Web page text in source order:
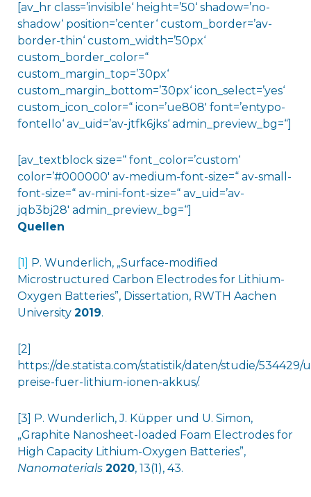
[av_hr class=’invisible‘ height=’50‘ shadow=’no-
shadow‘ position=’center‘ custom_border=’av-
border-thin‘ custom_width=’50px‘
custom_border_color=“
custom_margin_top=’30px‘
custom_margin_bottom=’30px‘ icon_select=’yes‘
custom_icon_color=“ icon=’ue808′ font=’entypo-
fontello‘ av_uid=’av-jtfk6jks‘ admin_preview_bg=“]
[av_textblock size=“ font_color=’custom‘
color=’#000000′ av-medium-font-size=“ av-small-
font-size=“ av-mini-font-size=“ av_uid=’av-
jqb3bj28′ admin_preview_bg=“]
Quellen
[1]
P. Wunderlich, „Surface-modified
Microstructured Carbon Electrodes for Lithium-
Oxygen Batteries”, Dissertation, RWTH Aachen
University 2019.
[2]
https://de.statista.com/statistik/daten/studie/
preise-fuer-lithium-ionen-akkus/.
[3] P. Wunderlich, J. Küpper und U. Simon,
„Graphite Nanosheet-loaded Foam Electrodes for
High Capacity Lithium-Oxygen Batteries”,
Nanomaterials 2020, 13(1), 43.